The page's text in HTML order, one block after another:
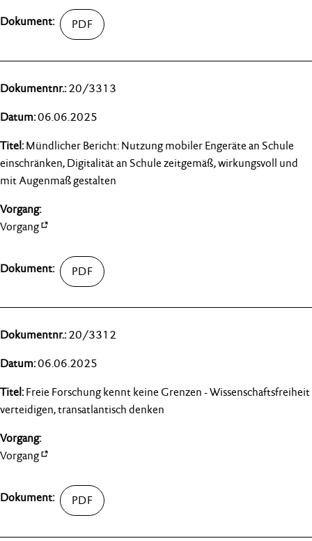
20/3313
06.06.2025
Mündlicher Bericht: Nutzung mobiler Engeräte an Schule
einschränken, Digitalität an Schule zeitgemäß, wirkungsvoll und
mit Augenmaß gestalten
Vorgang
20/3312
06.06.2025
Freie Forschung kennt keine Grenzen - Wissenschaftsfreiheit
verteidigen, transatlantisch denken
Vorgang